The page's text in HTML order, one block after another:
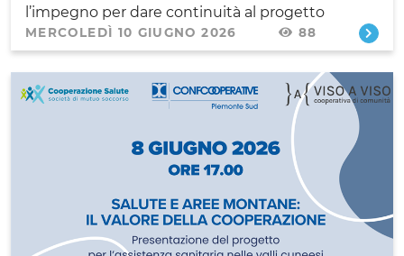
l’impegno per dare continuità al progetto
MERCOLEDÌ 10 GIUGNO 2026 88